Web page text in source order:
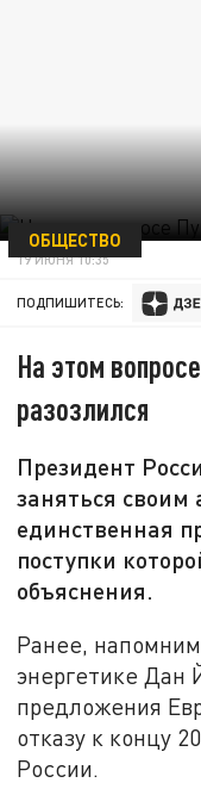
ОБЩЕСТВО
19 ИЮНЯ 10:35
ПОДПИШИТЕСЬ:
На этом
разозлился
Президент
заняться своим
единственная
поступки
объяснения.
Ранее,
энергетике Дан
предложения
отказу к концу
России.